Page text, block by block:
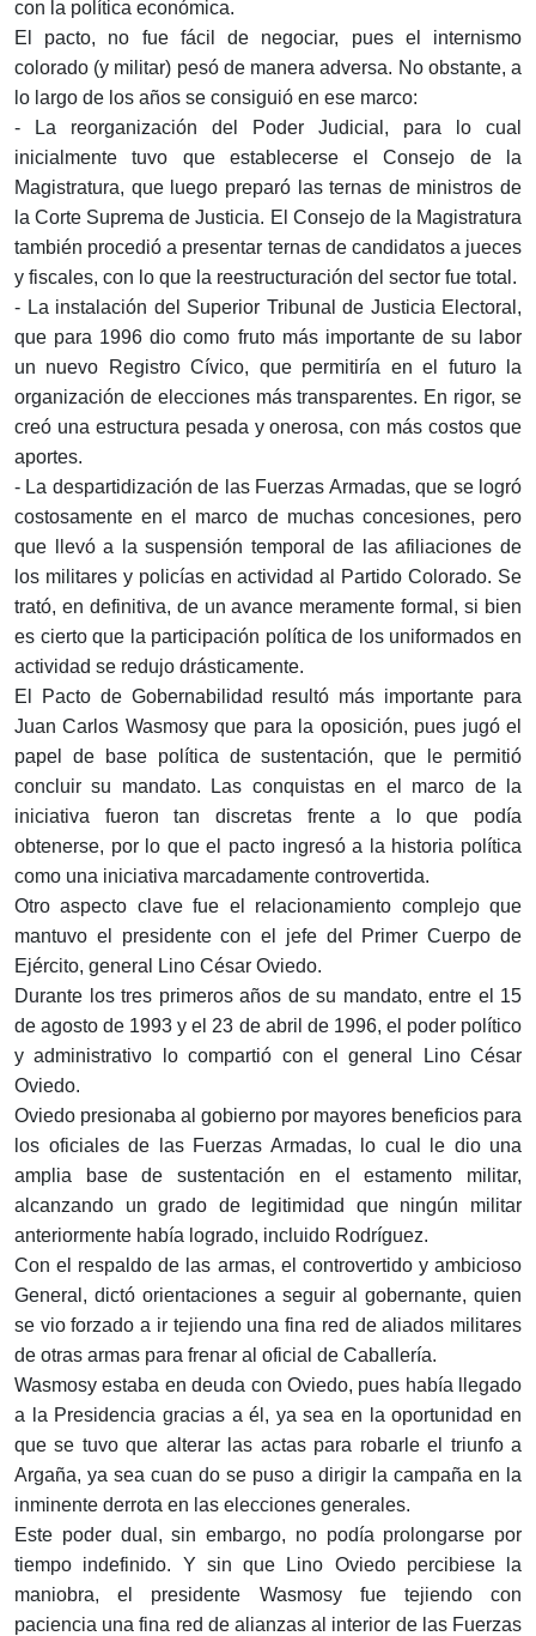
con la política económica.
El pacto, no fue fácil de negociar, pues el internismo
colorado (y militar) pesó de manera adversa. No obstante, a
lo largo de los años se consiguió en ese marco:
- La reorganización del Poder Judicial, para lo cual
inicialmente tuvo que establecerse el Consejo de la
Magistratura, que luego preparó las ternas de ministros de
la Corte Suprema de Justicia. El Consejo de la Magistratura
también procedió a presentar ternas de candidatos a jueces
y fiscales, con lo que la reestructuración del sector fue total.
- La instalación del Superior Tribunal de Justicia Electoral,
que para 1996 dio como fruto más importante de su labor
un nuevo Registro Cívico, que permitiría en el futuro la
organización de elecciones más transparentes. En rigor, se
creó una estructura pesada y onerosa, con más costos que
aportes.
- La despartidización de las Fuerzas Armadas, que se logró
costosamente en el marco de muchas concesiones, pero
que llevó a la suspensión temporal de las afiliaciones de
los militares y policías en actividad al Partido Colorado. Se
trató, en definitiva, de un avance meramente formal, si bien
es cierto que la participación política de los uniformados en
actividad se redujo drásticamente.
El Pacto de Gobernabilidad resultó más importante para
Juan Carlos Wasmosy que para la oposición, pues jugó el
papel de base política de sustentación, que le permitió
concluir su mandato. Las conquistas en el marco de la
iniciativa fueron tan discretas frente a lo que podía
obtenerse, por lo que el pacto ingresó a la historia política
como una iniciativa marcadamente controvertida.
Otro aspecto clave fue el relacionamiento complejo que
mantuvo el presidente con el jefe del Primer Cuerpo de
Ejército, general Lino César Oviedo.
Durante los tres primeros años de su mandato, entre el 15
de agosto de 1993 y el 23 de abril de 1996, el poder político
y administrativo lo compartió con el general Lino César
Oviedo.
Oviedo presionaba al gobierno por mayores beneficios para
los oficiales de las Fuerzas Armadas, lo cual le dio una
amplia base de sustentación en el estamento militar,
alcanzando un grado de legitimidad que ningún militar
anteriormente había logrado, incluido Rodríguez.
Con el respaldo de las armas, el controvertido y ambicioso
General, dictó orientaciones a seguir al gobernante, quien
se vio forzado a ir tejiendo una fina red de aliados militares
de otras armas para frenar al oficial de Caballería.
Wasmosy estaba en deuda con Oviedo, pues había llegado
a la Presidencia gracias a él, ya sea en la oportunidad en
que se tuvo que alterar las actas para robarle el triunfo a
Argaña, ya sea cuan do se puso a dirigir la campaña en la
inminente derrota en las elecciones generales.
Este poder dual, sin embargo, no podía prolongarse por
tiempo indefinido. Y sin que Lino Oviedo percibiese la
maniobra, el presidente Wasmosy fue tejiendo con
paciencia una fina red de alianzas al interior de las Fuerzas